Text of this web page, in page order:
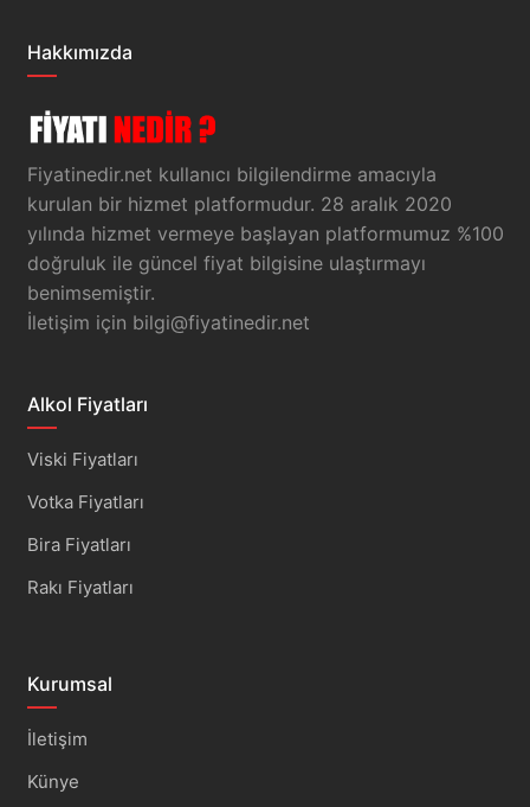
Hakkımızda
Fiyatinedir.net kullanıcı bilgilendirme amacıyla
kurulan bir hizmet platformudur. 28 aralık 2020
yılında hizmet vermeye başlayan platformumuz %100
doğruluk ile güncel fiyat bilgisine ulaştırmayı
benimsemiştir.
İletişim için bilgi@fiyatinedir.net
Alkol Fiyatları
Viski Fiyatları
Votka Fiyatları
Bira Fiyatları
Rakı Fiyatları
Kurumsal
İletişim
Künye